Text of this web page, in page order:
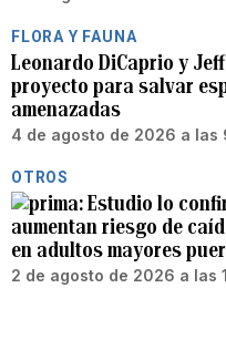
FLORA Y FAUNA
Leonardo DiCaprio y
proyecto para salvar
amenazadas
4 de agosto de 2026 a las
OTROS
Estudio lo
aumentan riesgo de
en adultos mayores
2 de agosto de 2026 a las